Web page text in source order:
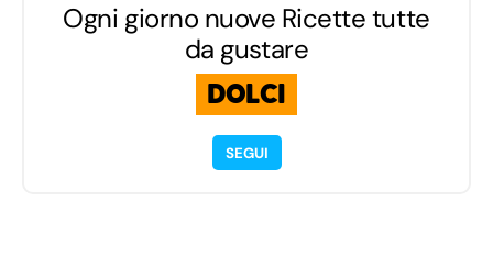
Ogni giorno nuove Ricette tutte
da gustare
DOLCI
SEGUI